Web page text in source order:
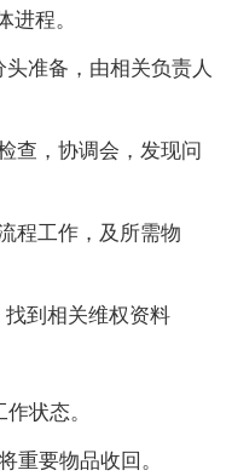
进程。
准备，由相关负责人
，协调会，发现问
工作，及所需物
到相关维权资料
状态。
要物品收回。